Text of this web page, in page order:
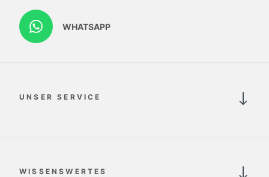
WHATSAPP
UNSER SERVICE
WISSENSWERTES